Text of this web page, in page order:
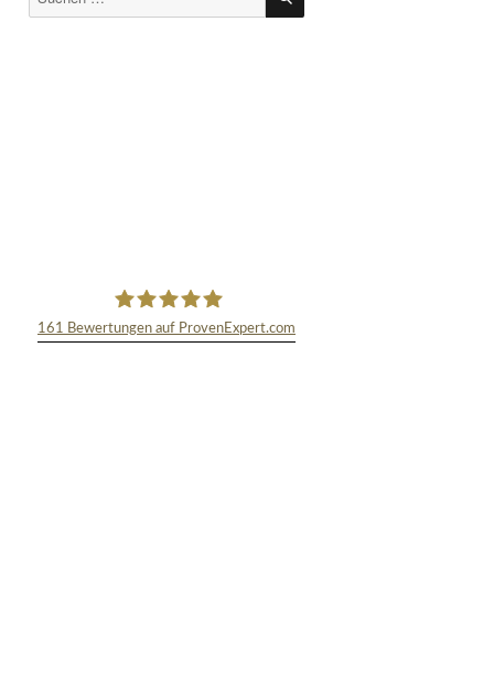
nach:
161 Bewertungen auf ProvenExpert.com